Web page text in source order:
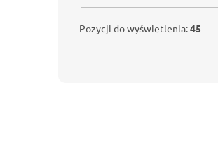
Pozycji do wyświetlenia:45